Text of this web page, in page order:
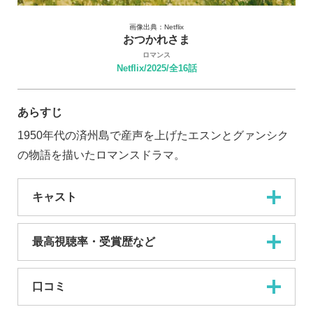
画像出典：Netflix
おつかれさま
ロマンス
Netflix/2025/全16話
あらすじ
1950年代の済州島で産声を上げたエスンとグァンシク
の物語を描いたロマンスドラマ。
キャスト
最高視聴率・受賞歴など
口コミ